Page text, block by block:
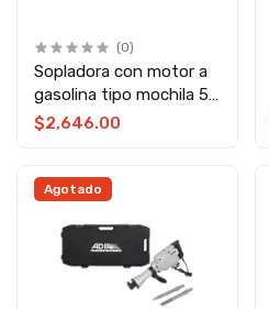
(0)
Sopladora con motor a
gasolina tipo mochila 53
CC 13234 Adir
$2,646.00
Agotado